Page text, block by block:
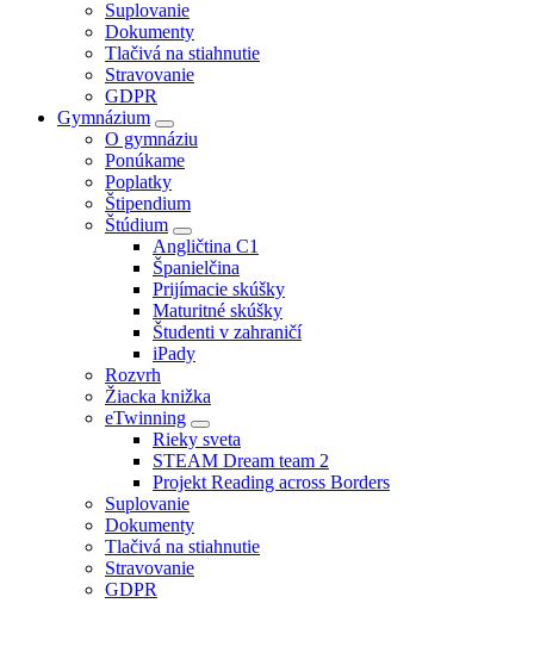
Suplovanie
Dokumenty
Tlačivá na stiahnutie
Stravovanie
GDPR
Gymnázium
O gymnáziu
Ponúkame
Poplatky
Štipendium
Štúdium
Angličtina C1
Španielčina
Prijímacie skúšky
Maturitné skúšky
Študenti v zahraničí
iPady
Rozvrh
Žiacka knižka
eTwinning
Rieky sveta
STEAM Dream team 2
Projekt Reading across Borders
Suplovanie
Dokumenty
Tlačivá na stiahnutie
Stravovanie
GDPR